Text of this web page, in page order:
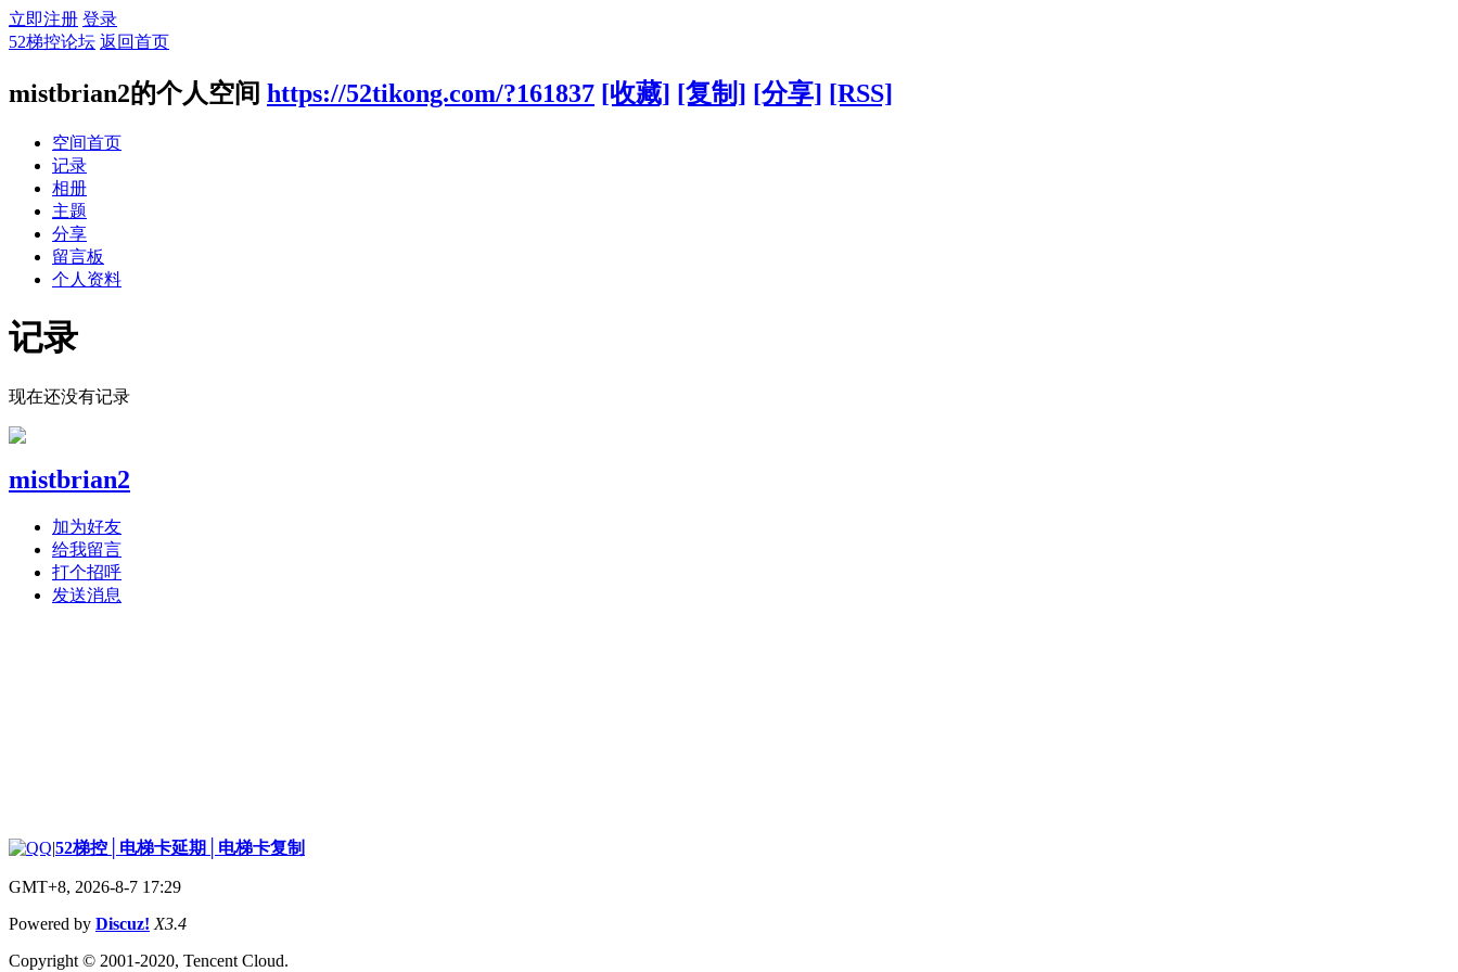
立即注册 登录
52梯控论坛 返回首页
mistbrian2的个人空间 https://52tikong.com/?161837 [收藏] [复制] [分享] [RSS]
空间首页
记录
相册
主题
分享
留言板
个人资料
记录
现在还没有记录
mistbrian2
加为好友
给我留言
打个招呼
发送消息
|52梯控│电梯卡延期│电梯卡复制
GMT+8, 2026-8-7 17:29
Powered by Discuz! X3.4
Copyright © 2001-2020, Tencent Cloud.